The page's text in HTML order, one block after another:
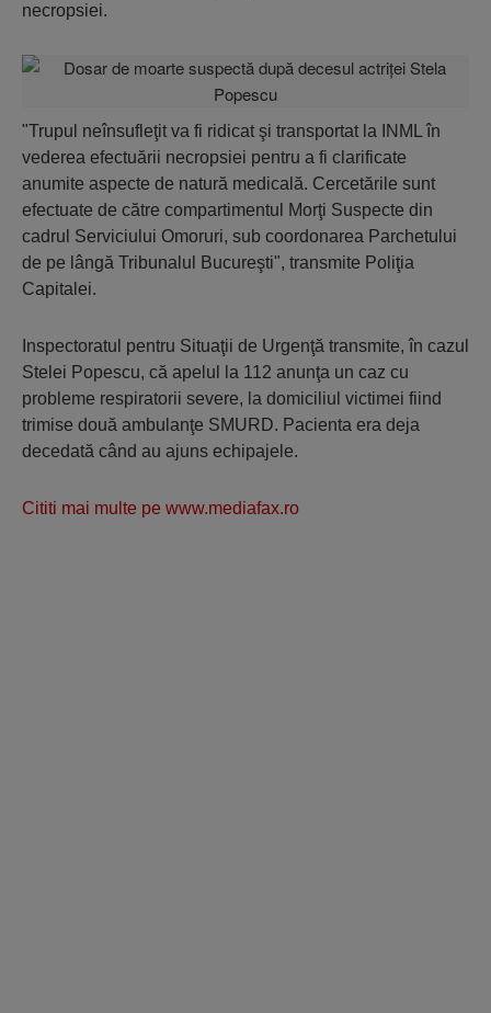
necropsiei.
"Trupul neînsufleţit va fi ridicat şi transportat la INML în
vederea efectuării necropsiei pentru a fi clarificate
anumite aspecte de natură medicală. Cercetările sunt
efectuate de către compartimentul Morţi Suspecte din
cadrul Serviciului Omoruri, sub coordonarea Parchetului
de pe lângă Tribunalul Bucureşti", transmite Poliţia
Capitalei.
Inspectoratul pentru Situaţii de Urgenţă transmite, în cazul
Stelei Popescu, că apelul la 112 anunţa un caz cu
probleme respiratorii severe, la domiciliul victimei fiind
trimise două ambulanţe SMURD. Pacienta era deja
decedată când au ajuns echipajele.
Cititi mai multe pe www.mediafax.ro